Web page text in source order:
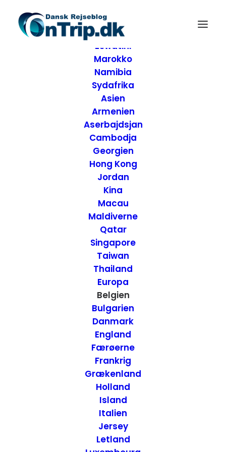
Destinationer
Afrika
Eswatini
Marokko
Namibia
Sydafrika
Asien
Armenien
Aserbajdsjan
Cambodja
Georgien
Hong Kong
Jordan
Kina
Macau
Maldiverne
Qatar
Singapore
Taiwan
Thailand
Europa
Belgien
Bulgarien
Danmark
England
Færøerne
Frankrig
Grækenland
Holland
Island
Italien
Jersey
Letland
Anmeldelse af Hotel
Indigo Antwerp –
Antwerpen, Belgien
HOTELLER,BELGIEN
- ONTRIP.DK